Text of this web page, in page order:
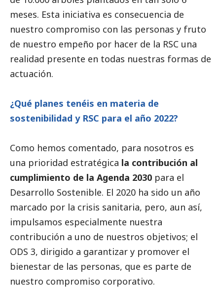
meses. Esta iniciativa es consecuencia de
nuestro compromiso con las personas y fruto
de nuestro empeño por hacer de la RSC una
realidad presente en todas nuestras formas de
actuación.
¿Qué planes tenéis en materia de
sostenibilidad y RSC para el año 2022?
Como hemos comentado, para nosotros es
una prioridad estratégica la contribución al
cumplimiento de la Agenda 2030 para el
Desarrollo Sostenible. El 2020 ha sido un año
marcado por la crisis sanitaria, pero, aun así,
impulsamos especialmente nuestra
contribución a uno de nuestros objetivos; el
ODS 3, dirigido a garantizar y promover el
bienestar de las personas, que es parte de
nuestro compromiso corporativo.